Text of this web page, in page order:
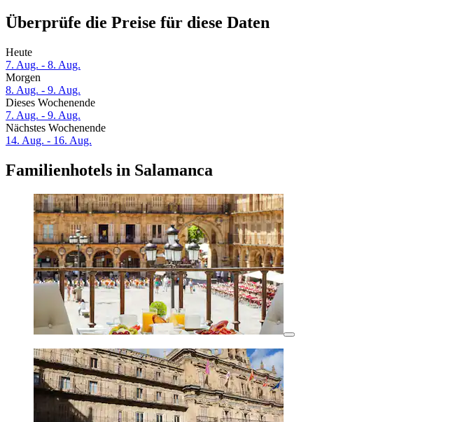
Überprüfe die Preise für diese Daten
Heute
7. Aug. - 8. Aug.
Morgen
8. Aug. - 9. Aug.
Dieses Wochenende
7. Aug. - 9. Aug.
Nächstes Wochenende
14. Aug. - 16. Aug.
Familienhotels in Salamanca